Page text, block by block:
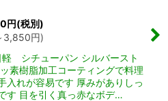
円(税別)
3,850円)
軽 シチューパン シルバースト
素樹脂加工コーティングで料理
入れが容易です 厚みがありしっ
す 目を引く真っ赤なボデ…